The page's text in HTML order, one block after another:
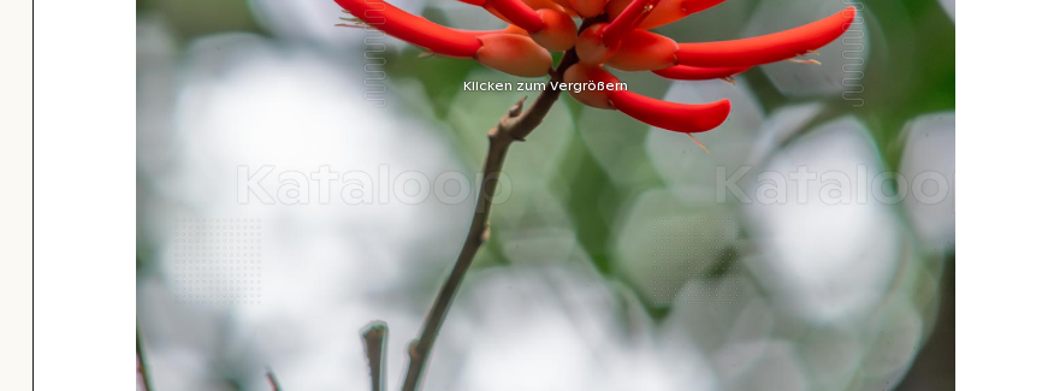
Klicken zum Vergrößern